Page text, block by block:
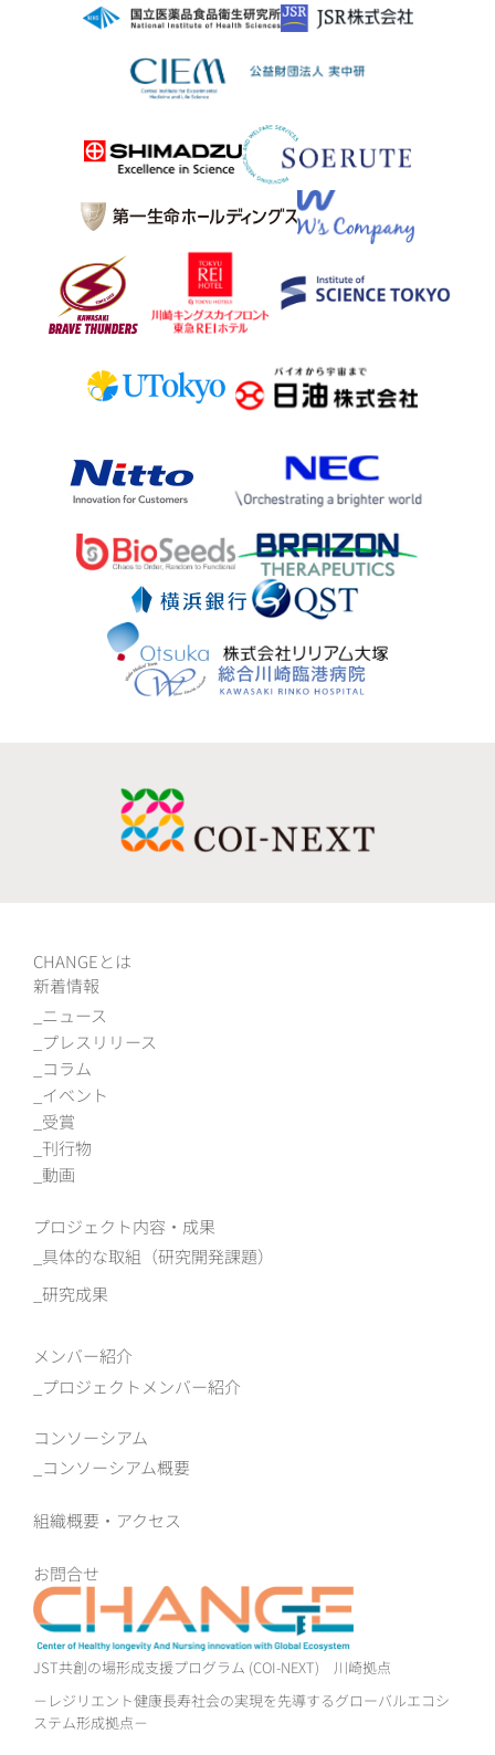
JST共創の場形成支援プログラム (COI-NEXT) 川崎拠点
－レジリエント健康長寿社会の実現を先導するグローバルエコシ
ステム形成拠点－
CHANGEとは
新着情報
ニュース
プレスリリース
コラム
イベント
受賞
刊行物
動画
プロジェクト内容・成果
具体的な取組（研究開発課題）
研究成果
メンバー紹介
プロジェクトメンバー紹介
コンソーシアム
コンソーシアム概要
組織概要‧アクセス
お問合せ